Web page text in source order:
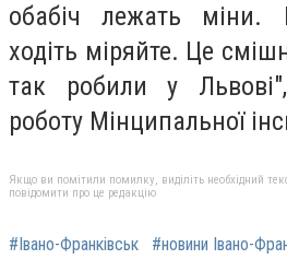
обабіч лежать міни.
ходіть міряйте. Цe
так робили у
роботу Мінципальної
Якщо ви помітили помилку, виділіть необхідний
повідомити про це редакцію
#Івано-Франківськ #новини Івано-